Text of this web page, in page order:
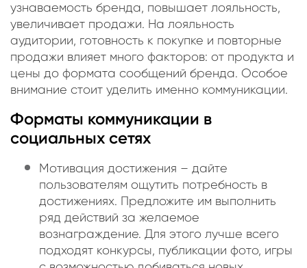
узнаваемость бренда, повышает лояльность,
увеличивает продажи. На лояльность
аудитории, готовность к покупке и повторные
продажи влияет много факторов: от продукта и
цены до формата сообщений бренда. Особое
внимание стоит уделить именно коммуникации.
Форматы коммуникации в
социальных сетях
Мотивация достижения – дайте
пользователям ощутить потребность в
достижениях. Предложите им выполнить
ряд действий за желаемое
вознаграждение. Для этого лучше всего
подходят конкурсы, публикации фото, игры